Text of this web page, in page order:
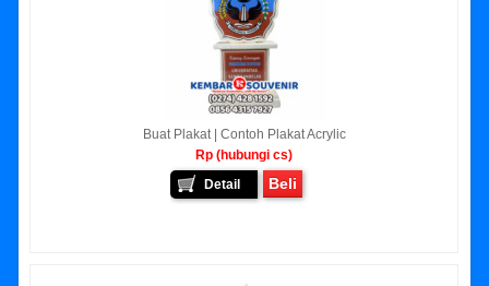
Buat Plakat | Contoh Plakat Acrylic
Rp (hubungi cs)
Detail
Beli